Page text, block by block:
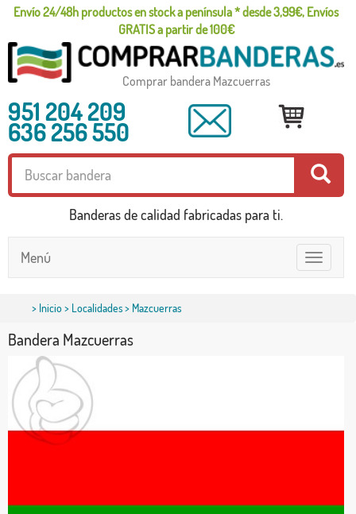
Envío 24/48h productos en stock a península * desde 3,99€, Envíos
GRATIS a partir de 100€
Comprar bandera Mazcuerras
951 204 209
636 256 550
Banderas de calidad fabricadas para ti.
Toggle
navigation
Menú
> Inicio> Localidades> Mazcuerras
Bandera Mazcuerras